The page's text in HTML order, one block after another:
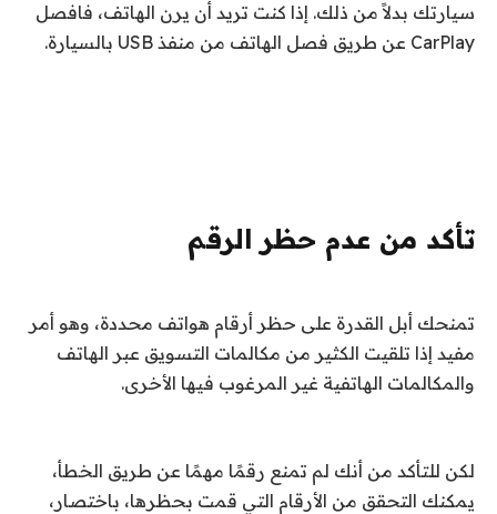
سيارتك بدلاً من ذلك. إذا كنت تريد أن يرن الهاتف، فافصل
CarPlay عن طريق فصل الهاتف من منفذ USB بالسيارة.
تأكد من عدم حظر الرقم
تمنحك أبل القدرة على حظر أرقام هواتف محددة، وهو أمر
مفيد إذا تلقيت الكثير من مكالمات التسويق عبر الهاتف
والمكالمات الهاتفية غير المرغوب فيها الأخرى.
لكن للتأكد من أنك لم تمنع رقمًا مهمًا عن طريق الخطأ،
يمكنك التحقق من الأرقام التي قمت بحظرها، باختصار،